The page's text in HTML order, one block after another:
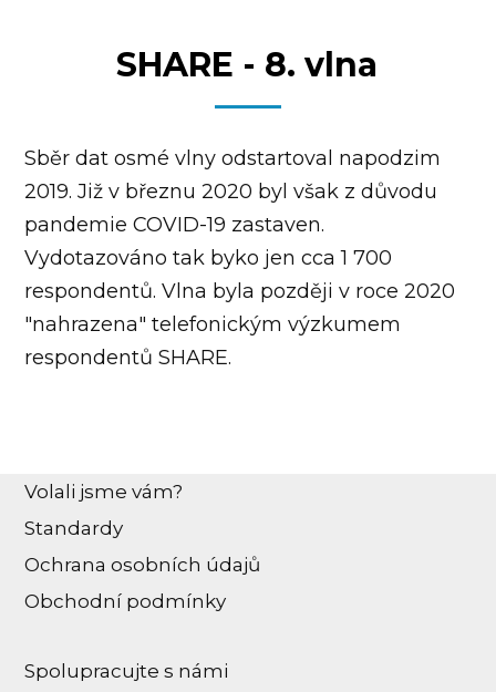
SHARE - 8. vlna
Sběr dat osmé vlny odstartoval napodzim
2019. Již v březnu 2020 byl však z důvodu
pandemie COVID-19 zastaven.
Vydotazováno tak byko jen cca 1 700
respondentů. Vlna byla později v roce 2020
"nahrazena" telefonickým výzkumem
respondentů SHARE.
Volali jsme vám?
Standardy
Ochrana osobních údajů
Obchodní podmínky
Spolupracujte s námi